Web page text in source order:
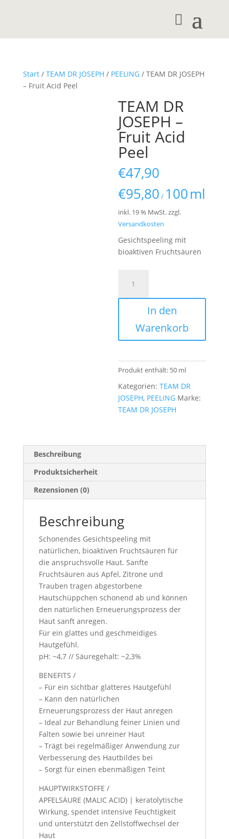
Start/ TEAM DR JOSEPH / PEELING/ TEAM DR JOSEPH
– Fruit Acid Peel
TEAM DR
JOSEPH –
Fruit Acid
Peel
€47,90
€95,80 / 100ml
inkl. 19 % MwSt.zzgl.
Versandkosten
Gesichtspeeling mit
bioaktiven Fruchtsäuren
JOSEPH
In den
Warenkorb
Produkt enthält: 50 ml
Kategorien:TEAM DR
JOSEPH, PEELING Marke:
TEAM DR JOSEPH
Beschreibung
Produktsicherheit
Rezensionen (0)
Beschreibung
Schonendes Gesichtspeeling mit
natürlichen, bioaktiven Fruchtsäuren für
die anspruchsvolle Haut. Sanfte
Fruchtsäuren aus Apfel, Zitrone und
Trauben tragen abgestorbene
Hautschüppchen schonend ab und können
den natürlichen Erneuerungsprozess der
Haut sanft anregen.
Für ein glattes und geschmeidiges
Hautgefühl.
pH: ~4,7 // Säuregehalt: ~2,3%
BENEFITS /
– Für ein sichtbar glatteres Hautgefühl
– Kann den natürlichen
Erneuerungsprozess der Haut anregen
– Ideal zur Behandlung feiner Linien und
Falten sowie bei unreiner Haut
– Trägt bei regelmäßiger Anwendung zur
Verbesserung des Hautbildes bei
– Sorgt für einen ebenmäßigen Teint
HAUPTWIRKSTOFFE /
APFELSÄURE (MALIC ACID) | keratolytische
Wirkung, spendet intensive Feuchtigkeit
und unterstützt den Zellstoffwechsel der
Haut